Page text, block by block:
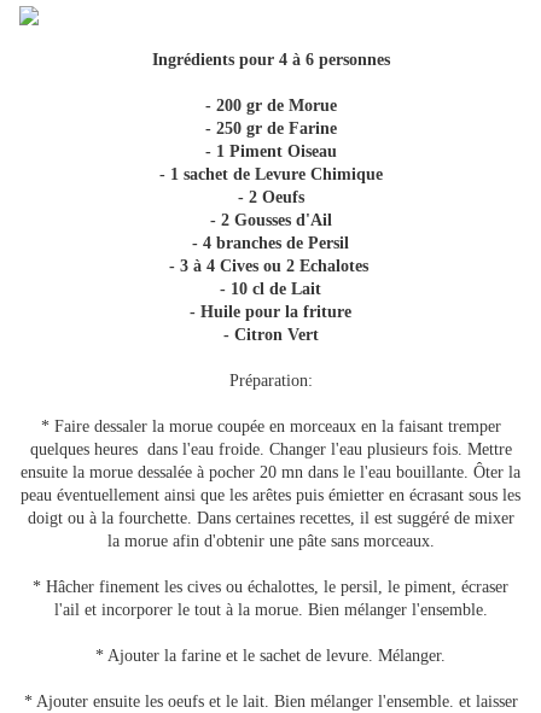
Ingrédients pour 4 à 6 personnes
- 200 gr de Morue
- 250 gr de Farine
- 1 Piment Oiseau
- 1 sachet de Levure Chimique
- 2 Oeufs
- 2 Gousses d'Ail
- 4 branches de Persil
- 3 à 4 Cives ou 2 Echalotes
- 10 cl de Lait
- Huile pour la friture
- Citron Vert
Préparation:
* Faire dessaler la morue coupée en morceaux en la faisant tremper
quelques heures dans l'eau froide. Changer l'eau plusieurs fois. Mettre
ensuite la morue dessalée à pocher 20 mn dans le l'eau bouillante. Ôter la
peau éventuellement ainsi que les arêtes puis émietter en écrasant sous les
doigt ou à la fourchette. Dans certaines recettes, il est suggéré de mixer
la morue afin d'obtenir une pâte sans morceaux.
* Hâcher finement les cives ou échalottes, le persil, le piment, écraser
l'ail et incorporer le tout à la morue. Bien mélanger l'ensemble.
* Ajouter la farine et le sachet de levure. Mélanger.
* Ajouter ensuite les oeufs et le lait. Bien mélanger l'ensemble. et laisser